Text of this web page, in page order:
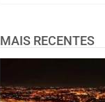
MAIS RECENTES